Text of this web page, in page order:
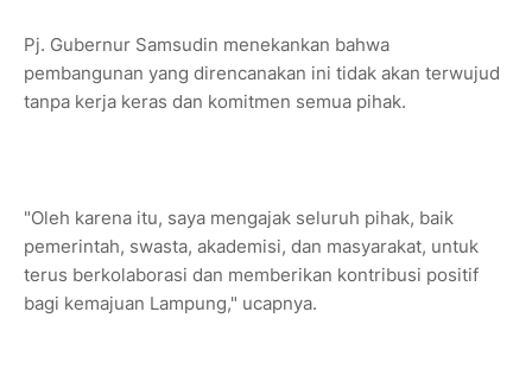
Pj. Gubernur Samsudin menekankan bahwa
pembangunan yang direncanakan ini tidak akan terwujud
tanpa kerja keras dan komitmen semua pihak.
"Oleh karena itu, saya mengajak seluruh pihak, baik
pemerintah, swasta, akademisi, dan masyarakat, untuk
terus berkolaborasi dan memberikan kontribusi positif
bagi kemajuan Lampung," ucapnya.